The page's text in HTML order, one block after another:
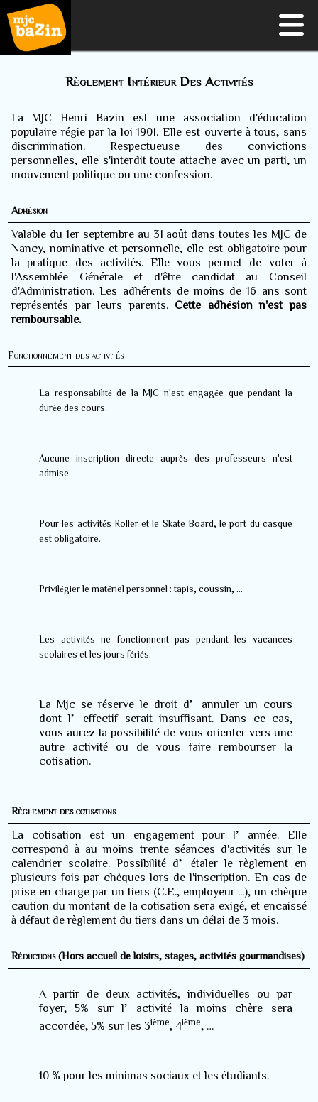
Règlement Intérieur Des Activités
La MJC Henri Bazin est une association d'éducation
populaire régie par la loi 1901. Elle est ouverte à tous, sans
discrimination. Respectueuse des convictions
personnelles, elle s'interdit toute attache avec un parti, un
mouvement politique ou une confession.
Adhésion
Valable du 1er septembre au 31 août dans toutes les MJC de
Nancy, nominative et personnelle, elle est obligatoire pour
la pratique des activités. Elle vous permet de voter à
l'Assemblée Générale et d'être candidat au Conseil
d'Administration. Les adhérents de moins de 16 ans sont
représentés par leurs parents. Cette adhésion n'est pas
remboursable.
Fonctionnement des activités
La responsabilité de la MJC n'est engagée que pendant la
durée des cours.
Aucune inscription directe auprès des professeurs n'est
admise.
Pour les activités Roller et le Skate Board, le port du casque
est obligatoire.
Privilégier le matériel personnel : tapis, coussin, …
Les activités ne fonctionnent pas pendant les vacances
scolaires et les jours fériés.
La Mjc se réserve le droit d’annuler un cours
dont l’effectif serait insuffisant. Dans ce cas,
vous aurez la possibilité de vous orienter vers une
autre activité ou de vous faire rembourser la
cotisation.
Règlement des cotisations
La cotisation est un engagement pour l’année. Elle
correspond à au moins trente séances d'activités sur le
calendrier scolaire. Possibilité d’étaler le règlement en
plusieurs fois par chèques lors de l'inscription. En cas de
prise en charge par un tiers (C.E., employeur ...), un chèque
caution du montant de la cotisation sera exigé, et encaissé
à défaut de règlement du tiers dans un délai de 3 mois.
Réductions(Hors accueil de loisirs, stages, activités gourmandises)
A partir de deux activités, individuelles ou par
foyer, 5% sur l’activité la moins chère sera
accordée, 5% sur les 3ième , 4ième
10 % pour les minimas sociaux et les étudiants.